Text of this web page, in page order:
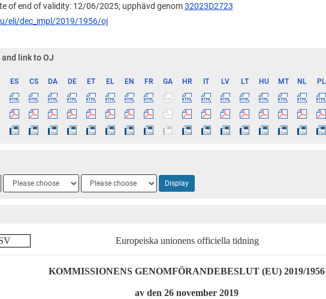
of end of validity: 12/06/2025; upphävd genom32023D2723
eli/dec_impl/2019/1956/oj
link to OJ
ES CS DA DE ET EL EN FR GA HR IT LV LT HU MT NL PL
Language
2
Language
3
Display
Europeiska unionens officiella tidning
KOMMISSIONENS GENOMFÖRANDEBESLUT (EU) 2019/1956
av den 26 november 2019